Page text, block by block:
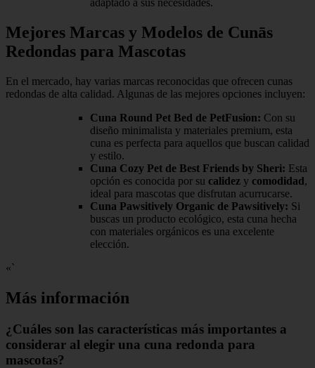
adaptado a sus necesidades.
Mejores Marcas y Modelos de Cunās
Redondas para Mascotas
En el mercado, hay varias marcas reconocidas que ofrecen cunas
redondas de alta calidad. Algunas de las mejores opciones incluyen:
Cuna Round Pet Bed de PetFusion: Con su
diseño minimalista y materiales premium, esta
cuna es perfecta para aquellos que buscan calidad
y estilo.
Cuna Cozy Pet de Best Friends by Sheri: Esta
opción es conocida por su calidez y comodidad,
ideal para mascotas que disfrutan acurrucarse.
Cuna Pawsitively Organic de Pawsitively: Si
buscas un producto ecológico, esta cuna hecha
con materiales orgánicos es una excelente
elección.
«`
Más información
¿Cuáles son las características más importantes a
considerar al elegir una cuna redonda para
mascotas?